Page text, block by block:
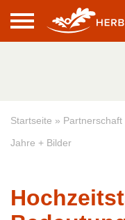
Startseite » Partnerschaft
Jahre + Bilder